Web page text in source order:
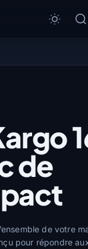
de
de votre
pour répondre